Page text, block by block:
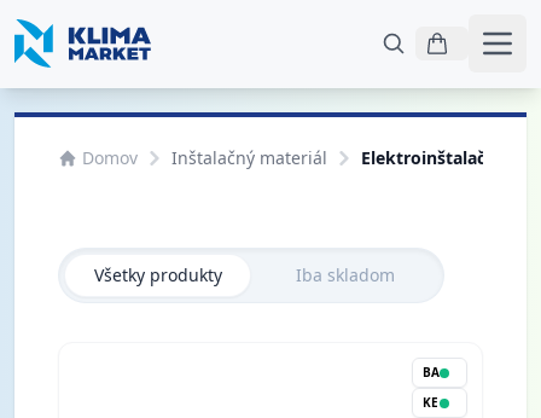
Domov Inštalačný materiál Elektroinštalačný
Všetky produkty Iba skladom
BA
KE